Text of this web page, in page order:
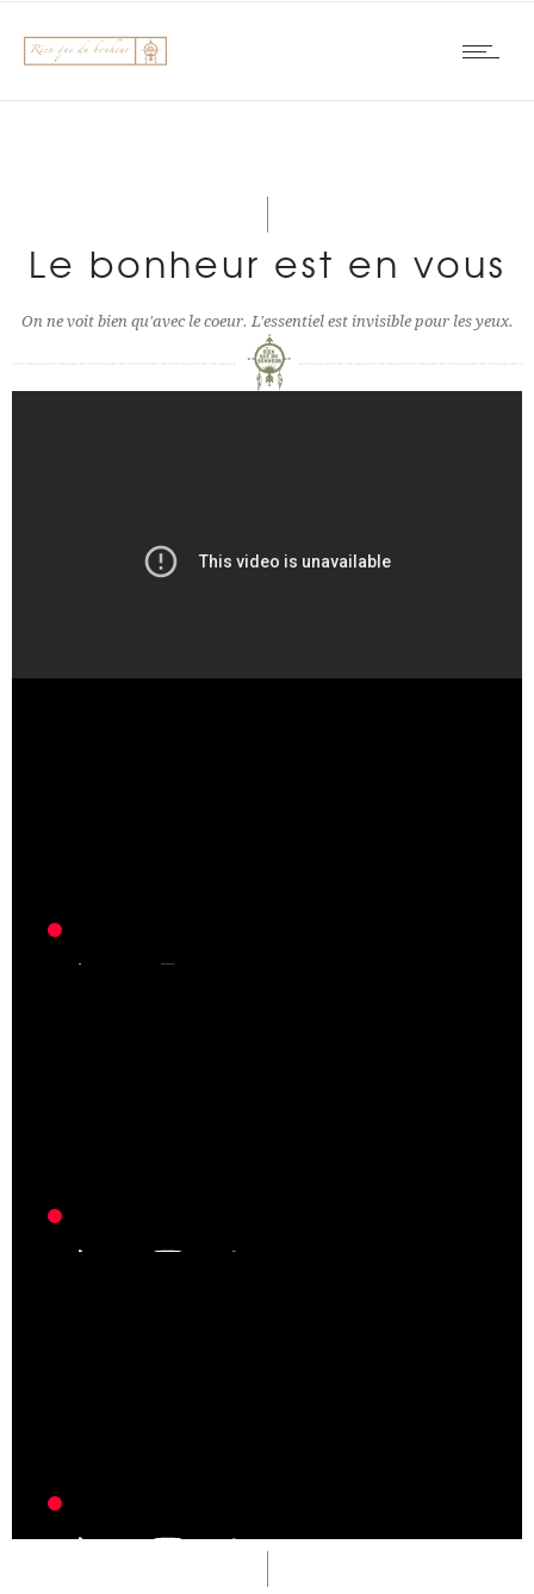
Le bonheur est en vous
On ne voit bien qu'avec le coeur. L'essentiel est invisible pour les yeux.